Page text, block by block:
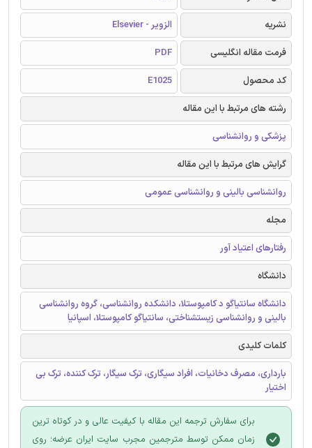
نشریه
الزویر - Elsevier
فرمت مقاله انگلیسی
PDF
کد محصول
E1025
رشته های مرتبط با این مقاله
پزشکی و روانشناسی
گرایش های مرتبط با این مقاله
روانشناسی بالینی و روانشناسی عمومی
مجله
رفتارهای اعتیاد آور
دانشگاه
دانشگاه سانتیاگو د کامپوستلا، دانشکده روانشناسی، گروه روانشناسی
بالینی و روانشناسی زیستشناختی، سانتیاگو کامپوستلا، اسپانیا
کلمات کلیدی
بارداری، مصرف دخانیات، افراد سیگاری، ترک سیگار، ترک کننده، ترک بی
اختیار
برای سفارش ترجمه این مقاله با کیفیت عالی و در کوتاه ترین
زمان ممکن توسط مترجمین مجرب سایت ایران عرضه؛ روی